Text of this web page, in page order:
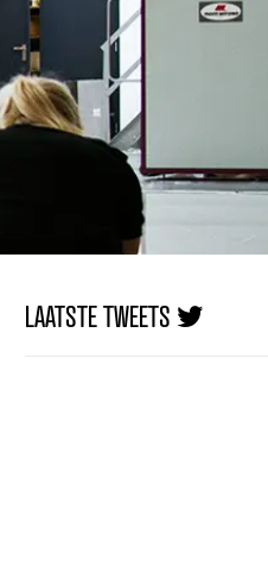
LAATSTE TWEETS